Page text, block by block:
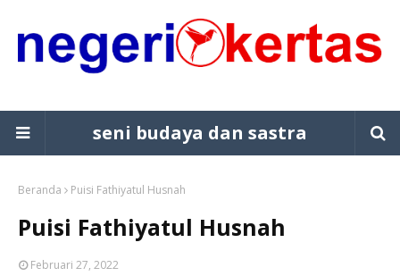
seni budaya dan sastra
Beranda Puisi Fathiyatul Husnah
Puisi Fathiyatul Husnah
Februari 27, 2022